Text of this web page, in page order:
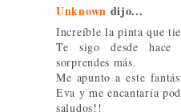
Unknown dijo...
Increíble la pinta que
Te sigo desde
sorprendes más.
Me apunto a este
Eva y me encantaría
saludos!!